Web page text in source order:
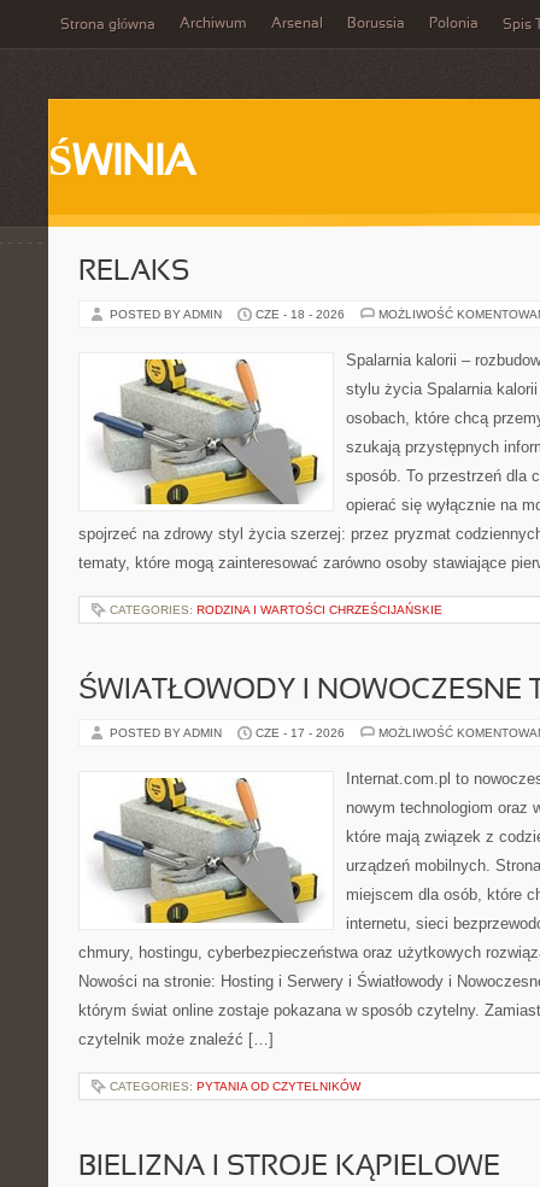
Strona główna Archiwum Arsenal Borussia Polonia Spis
ŚWINIA
RELAKS
POSTED BY ADMIN CZE - 18 - 2026 MOŻLIWOŚĆ
Spalarnia kalorii –
stylu życia Spalarnia
osobach, które chcą
szukają przystępnych
sposób. To przestrzeń dla
opierać się wyłącznie na
spojrzeć na zdrowy styl życia szerzej: przez pryzmat
tematy, które mogą zainteresować zarówno osoby stawiające
CATEGORIES: RODZINA I WARTOŚCI CHRZEŚCIJAŃSKIE
ŚWIATŁOWODY I NOWOCZESNE
POSTED BY ADMIN CZE - 17 - 2026 MOŻLIWOŚĆ
Internat.com.pl to
nowym technologiom oraz
które mają związek z
urządzeń mobilnych.
miejscem dla osób, które
internetu, sieci
chmury, hostingu, cyberbezpieczeństwa oraz użytkowych
Nowości na stronie: Hosting i Serwery i Światłowody i
którym świat online zostaje pokazana w sposób czytelny.
czytelnik może znaleźć […]
CATEGORIES: PYTANIA OD CZYTELNIKÓW
BIELIZNA I STROJE KĄPIELOWE